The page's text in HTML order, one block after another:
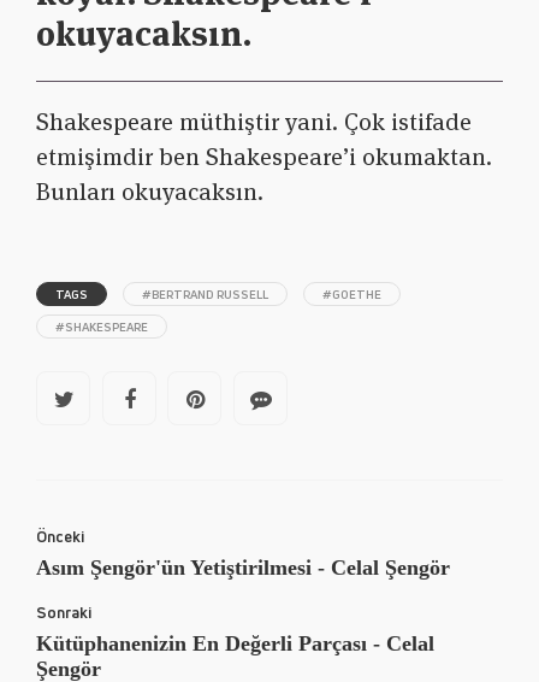
okuyacaksın.
Shakespeare müthiştir yani. Çok istifade
etmişimdir ben Shakespeare’i okumaktan.
Bunları okuyacaksın.
TAGS #BERTRAND RUSSELL
#GOETHE
#SHAKESPEARE
Önceki
Asım Şengör'ün Yetiştirilmesi - Celal Şengör
Sonraki
Kütüphanenizin En Değerli Parçası - Celal
Şengör